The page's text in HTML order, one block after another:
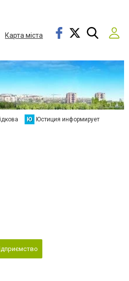
Карта міста
Ю Юстиция информирует